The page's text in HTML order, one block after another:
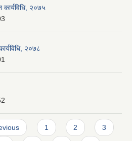
२०७५
२०७८
1 2 3